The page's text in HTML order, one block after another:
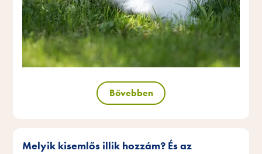
Bővebben
Melyik kisemlős illik hozzám? És az